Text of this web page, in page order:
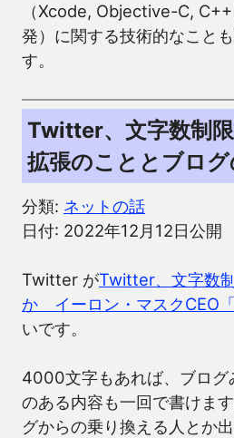
（Xcode, Objective-C,
発）に関する技術的なこと
す。
Twitter、文字数制
拡張のこととブログ
分類: ネットの話
日付: 2022年12月12日公開
Twitter がTwitter、文字数
か イーロン・マスクCEO
いです。
4000文字もあれば、ブログ
のある内容も一回で書けま
グからの乗り換える人とか